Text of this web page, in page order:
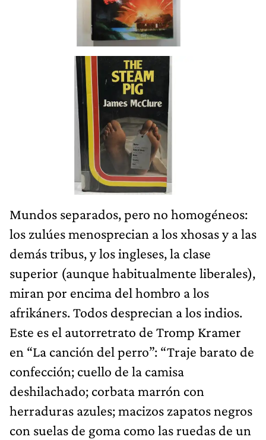
Mundos separados, pero no homogéneos:
los zulúes menosprecian a los xhosas y a las
demás tribus, y los ingleses, la clase
superior (aunque habitualmente liberales),
miran por encima del hombro a los
afrikáners. Todos desprecian a los indios.
Este es el autorretrato de Tromp Kramer
en “La canción del perro”: “Traje barato de
confección; cuello de la camisa
deshilachado; corbata marrón con
herraduras azules; macizos zapatos negros
con suelas de goma como las ruedas de un